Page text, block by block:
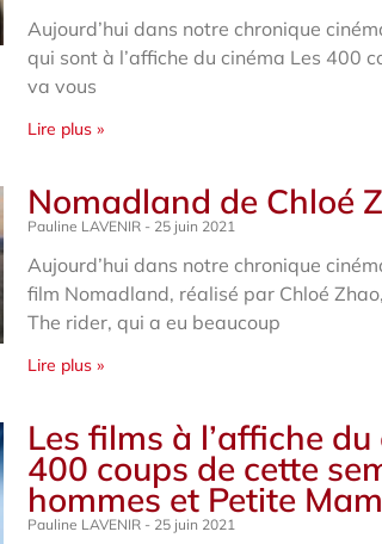
Aujourd’hui dans notre chronique
qui sont à l’affiche du cinéma Les 400
va vous
Lire plus »
Nomadland de Chloé
Pauline LAVENIR 25 juin 2021
Aujourd’hui dans notre chronique
film Nomadland, réalisé par Chloé
The rider, qui a eu beaucoup
Lire plus »
Les films à l’affiche
400 coups de cette
hommes et Petite
Pauline LAVENIR 25 juin 2021